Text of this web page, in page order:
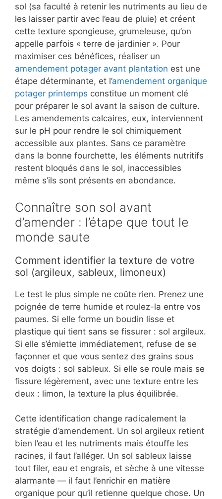
sol (sa faculté à retenir les nutriments au lieu de
les laisser partir avec l’eau de pluie) et créent
cette texture spongieuse, grumeleuse, qu’on
appelle parfois « terre de jardinier ». Pour
maximiser ces bénéfices, réaliser un
amendement potager avant plantation est une
étape déterminante, et l’amendement organique
potager printemps constitue un moment clé
pour préparer le sol avant la saison de culture.
Les amendements calcaires, eux, interviennent
sur le pH pour rendre le sol chimiquement
accessible aux plantes. Sans ce paramètre
dans la bonne fourchette, les éléments nutritifs
restent bloqués dans le sol, inaccessibles
même s’ils sont présents en abondance.
Connaître son sol avant
d’amender : l’étape que tout le
monde saute
Comment identifier la texture de votre
sol (argileux, sableux, limoneux)
Le test le plus simple ne coûte rien. Prenez une
poignée de terre humide et roulez-la entre vos
paumes. Si elle forme un boudin lisse et
plastique qui tient sans se fissurer : sol argileux.
Si elle s’émiette immédiatement, refuse de se
façonner et que vous sentez des grains sous
vos doigts : sol sableux. Si elle se roule mais se
fissure légèrement, avec une texture entre les
deux : limon, la texture la plus équilibrée.
Cette identification change radicalement la
stratégie d’amendement. Un sol argileux retient
bien l’eau et les nutriments mais étouffe les
racines, il faut l’alléger. Un sol sableux laisse
tout filer, eau et engrais, et sèche à une vitesse
alarmante — il faut l’enrichir en matière
organique pour qu’il retienne quelque chose. Un